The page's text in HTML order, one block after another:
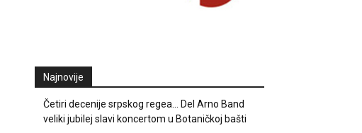
Najnovije
Četiri decenije srpskog regea… Del Arno Band
veliki jubilej slavi koncertom u Botaničkoj bašti